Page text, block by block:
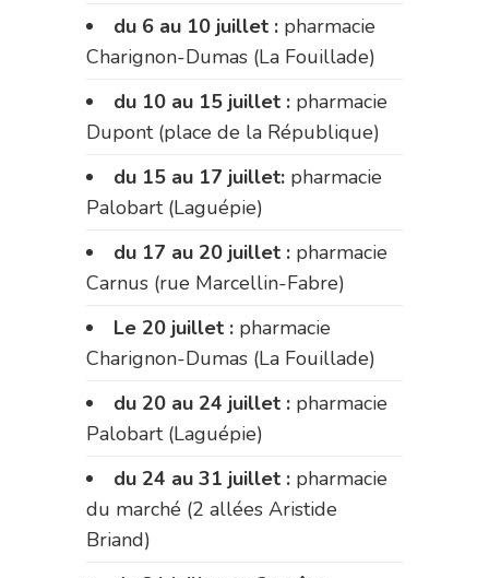
du 6 au 10 juillet : pharmacie
Charignon-Dumas (La Fouillade)
du 10 au 15 juillet : pharmacie
Dupont (place de la République)
du 15 au 17 juillet: pharmacie
Palobart (Laguépie)
du 17 au 20 juillet : pharmacie
Carnus (rue Marcellin-Fabre)
Le 20 juillet : pharmacie
Charignon-Dumas (La Fouillade)
du 20 au 24 juillet : pharmacie
Palobart (Laguépie)
du 24 au 31 juillet : pharmacie
du marché (2 allées Aristide
Briand)